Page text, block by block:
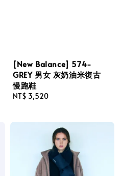
[New Balance] 574-
GREY 男女 灰奶油米復古
慢跑鞋
Regular
NT$ 3,520